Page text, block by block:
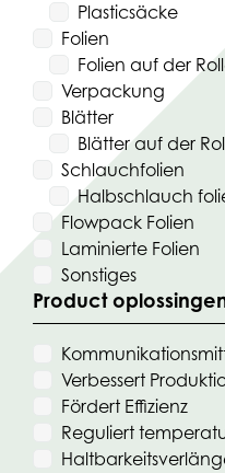
Plasticsäcke
Folien
Folien auf der
Verpackung
Blätter
Blätter auf der
Schlauchfolien
Halbschlauch
Flowpack Folien
Laminierte Folien
Sonstiges
Product
Verbessert
Fördert Effizienz
Reguliert